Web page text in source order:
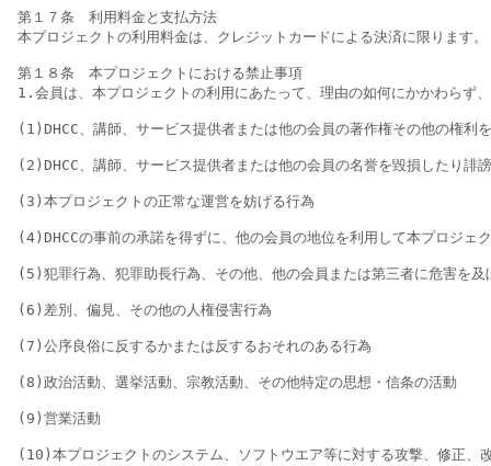
第１７条　利用料金と支払方法
本プロジェクトの利用料金は、クレジットカードによる決済に限ります。
第１８条　本プロジェクトにおける禁止事項
1.会員は、本プロジェクトの利用にあたって、理由の如何にかかわらず
(1)DHCC、講師、サービス提供者または他の会員の著作権その他の権利
(2)DHCC、講師、サービス提供者または他の会員の名誉を毀損したり
(3)本プロジェクトの正常な運営を妨げる行為
(4)DHCCの事前の承諾を得ずに、他の会員の地位を利用して本プロジェ
(5)犯罪行為、犯罪助長行為、その他、他の会員または第三者に危害を及
(6)差別、偏見、その他の人権侵害行為
(7)公序良俗に反するかまたは反するおそれのある行為
(8)政治活動、選挙活動、宗教活動、その他特定の思想・信条の活動
(9)営業活動
(10)本プロジェクトのシステム、ソフトウエア等に対する攻撃、修正、